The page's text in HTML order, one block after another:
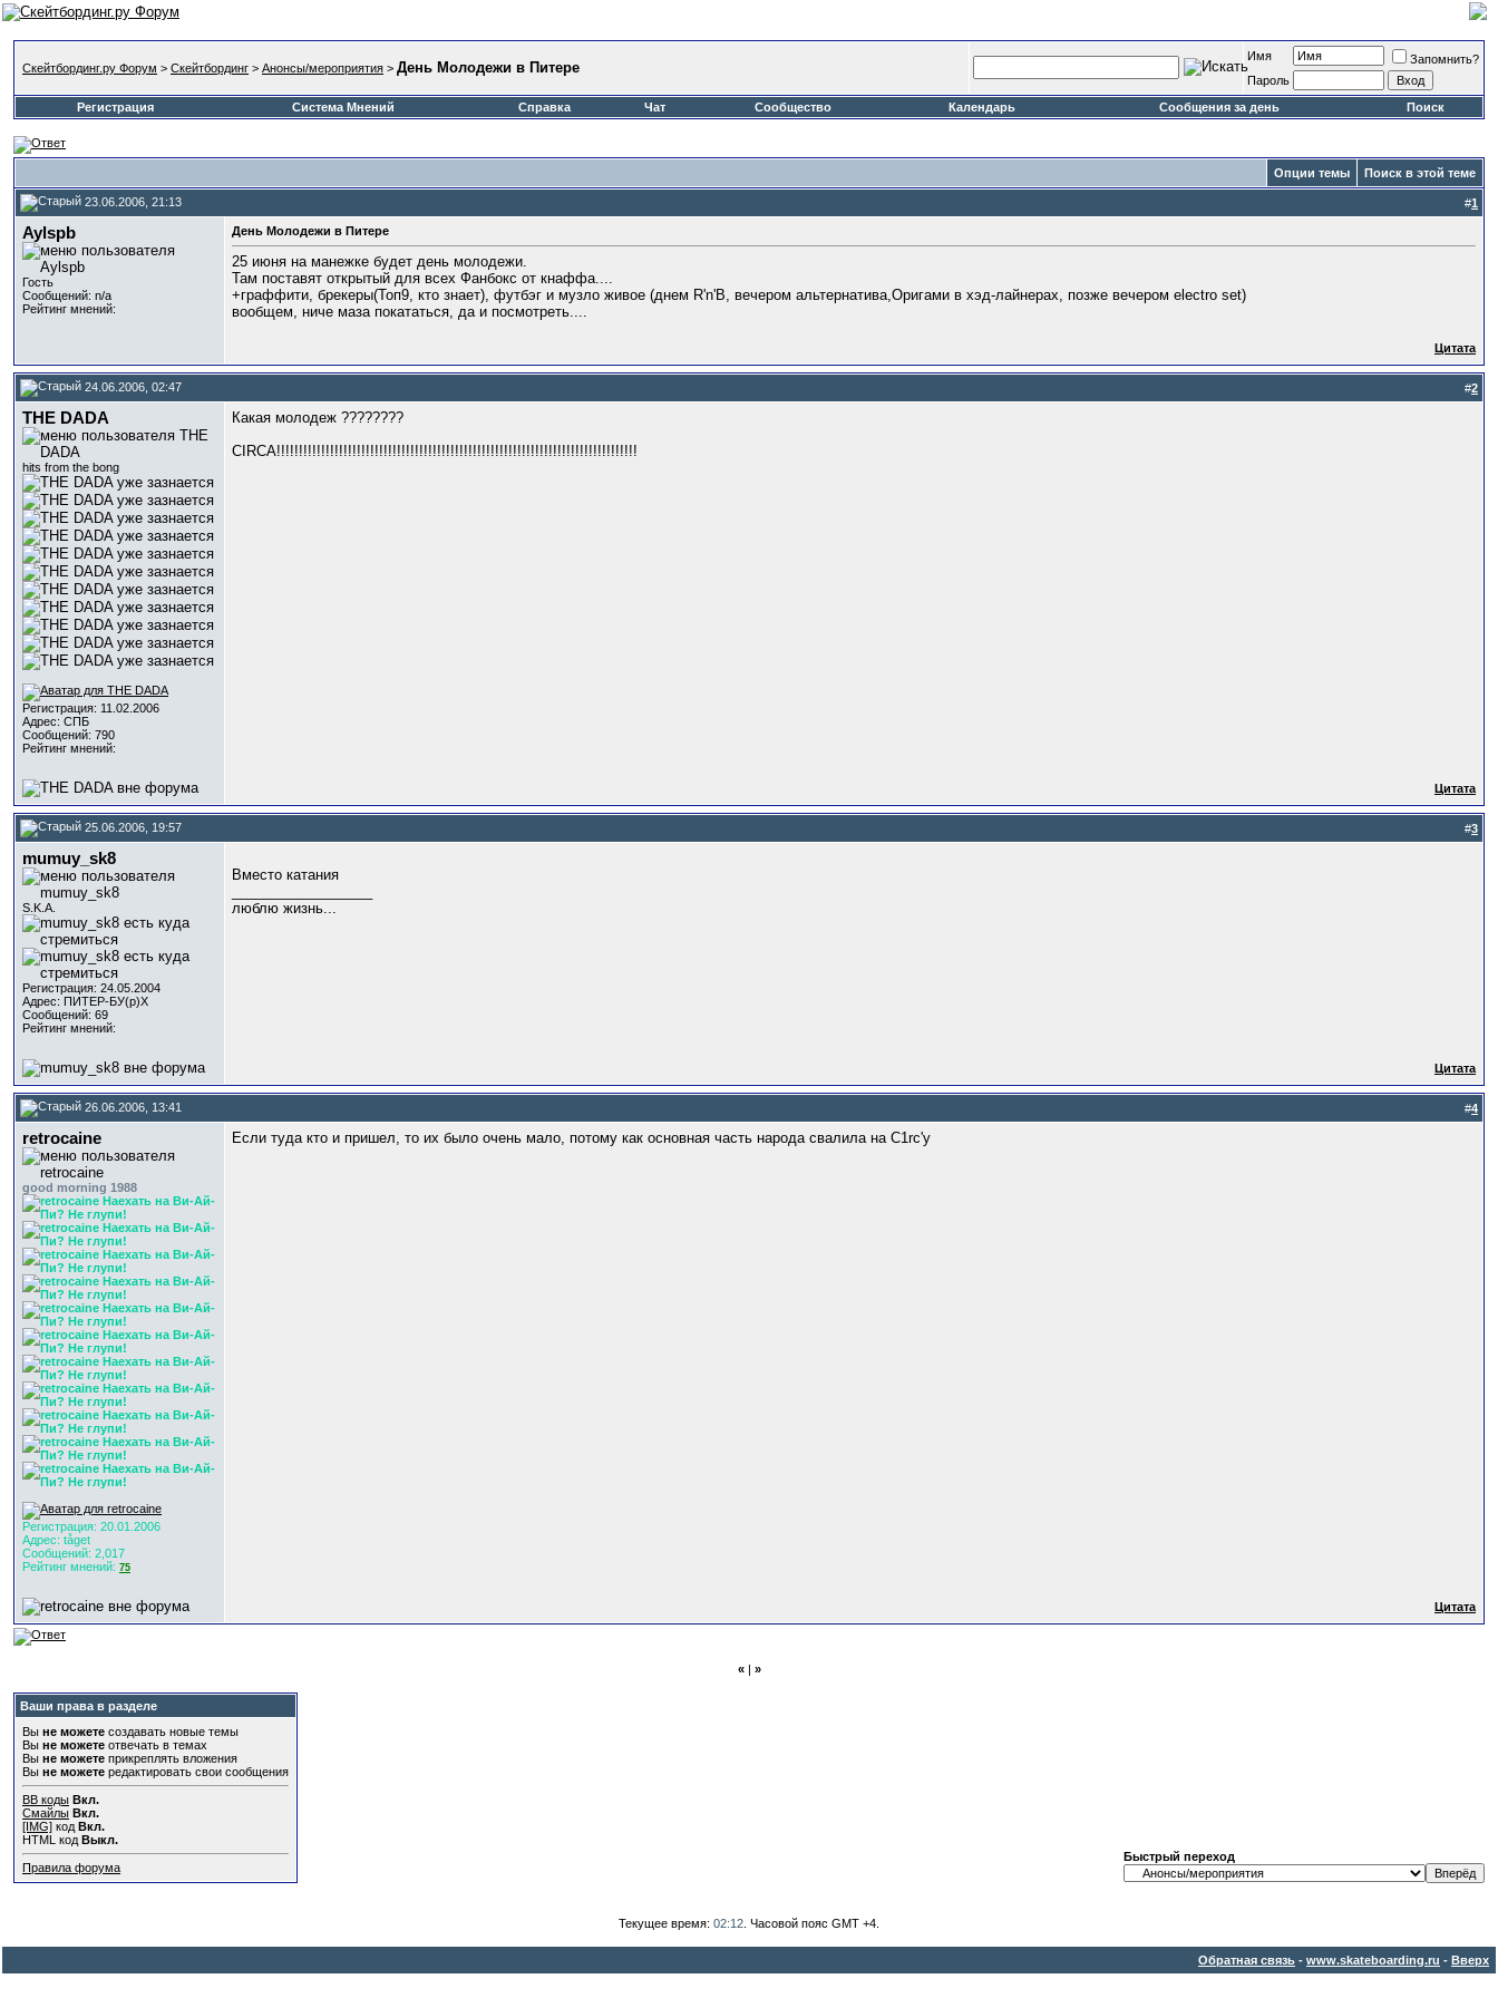
Скейтбординг.ру Форум > Скейтбординг > Анонсы/мероприятия > День Молодежи в Питере
Имя
Запомнить?
Пароль
Регистрация
Система Мнений Справка Чат Сообщество Календарь Сообщения за день Поиск
Опции темы Поиск в этой теме
23.06.2006, 21:13 #1
Aylspb
Гость
Сообщений: n/a
Рейтинг мнений:
День Молодежи в Питере
25 июня на манежке будет день молодежи.
Там поставят открытый для всех Фанбокс от кнаффа....
+граффити, брекеры(Топ9, кто знает), футбэг и музло живое (днем R'n'B, вечером альтернатива,Оригами в хэд-лайнерах, позже вечером electro set)
вообщем, ниче маза покататься, да и посмотреть....
Цитата
24.06.2006, 02:47 #2
THE DADA
hits from the bong
Регистрация: 11.02.2006
Адрес: СПБ
Сообщений: 790
Рейтинг мнений:
Какая молодеж ????????
CIRCA!!!!!!!!!!!!!!!!!!!!!!!!!!!!!!!!!!!!!!!!!!!!!!!!!!!!!!!!!!!!!!!!!!!!!!!!!!!!!!!!!
Цитата
25.06.2006, 19:57 #3
mumuy_sk8
S.K.A.
Регистрация: 24.05.2004
Адрес: ПИТЕР-БУ(р)Х
Сообщений: 69
Рейтинг мнений:
Вместо катания
люблю жизнь...
Цитата
26.06.2006, 13:41 #4
retrocaine
good morning 1988
Регистрация: 20.01.2006
Адрес: tåget
Сообщений: 2,017
Рейтинг мнений: 75
Если туда кто и пришел, то их было очень мало, потому как основная часть народа свалила на C1rc'у
Цитата
« | »
Ваши права в разделе
Вы не можете создавать новые темы
Вы не можете отвечать в темах
Вы не можете прикреплять вложения
Вы не можете редактировать свои сообщения
BB коды Вкл.
Смайлы Вкл.
[IMG] код Вкл.
HTML код Выкл.
Правила форума
Быстрый переход
Текущее время: 02:12 . Часовой пояс GMT +4.
Обратная связь - www.skateboarding.ru - Вверх